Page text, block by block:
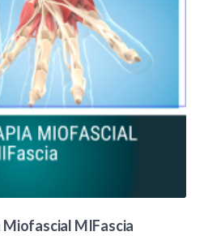
Miofascial MIFascia